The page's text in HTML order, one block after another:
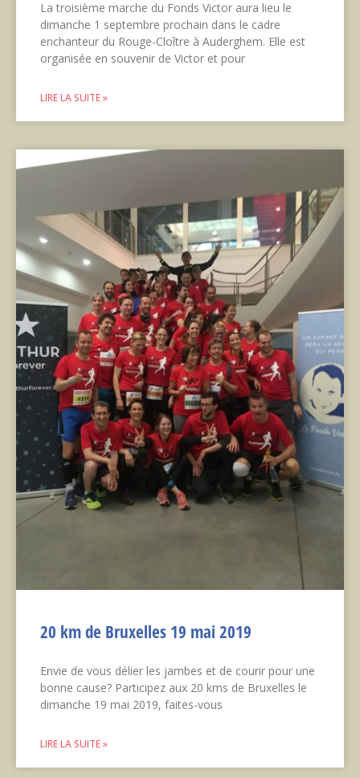
La troisième marche du Fonds Victor aura lieu le
dimanche 1 septembre prochain dans le cadre
enchanteur du Rouge-Cloître à Auderghem. Elle est
organisée en souvenir de Victor et pour
LIRE LA SUITE »
20 km de Bruxelles 19 mai 2019
Envie de vous délier les jambes et de courir pour une
bonne cause? Participez aux 20 kms de Bruxelles le
dimanche 19 mai 2019, faites-vous
LIRE LA SUITE »